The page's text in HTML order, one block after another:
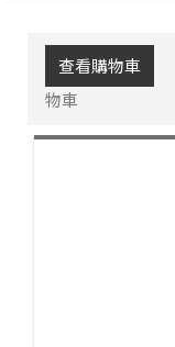
查看購物車
物車